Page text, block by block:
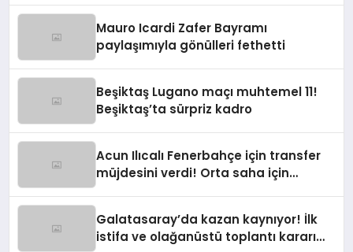
Mauro Icardi Zafer Bayramı
paylaşımıyla gönülleri fethetti
Beşiktaş Lugano maçı muhtemel 11!
Beşiktaş’ta sürpriz kadro
Acun Ilıcalı Fenerbahçe için transfer
müjdesini verdi! Orta saha için
Galatasaray’da kazan kaynıyor! İlk
istifa ve olağanüstü toplantı kararı